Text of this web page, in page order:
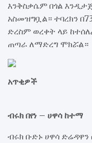
እንቅስቃሴም በጎል
አስመዝግቧል። ተባረክን
ድረስም ወረቀት ላይ
ጠጣራ ለማድረግ ሞክሯል።
አጥቂዎች
ብሩክ በየነ – ሀዋሳ ከተማ
ብሩክ ቡድኑ ሀዋሳ ድሬዳዋን